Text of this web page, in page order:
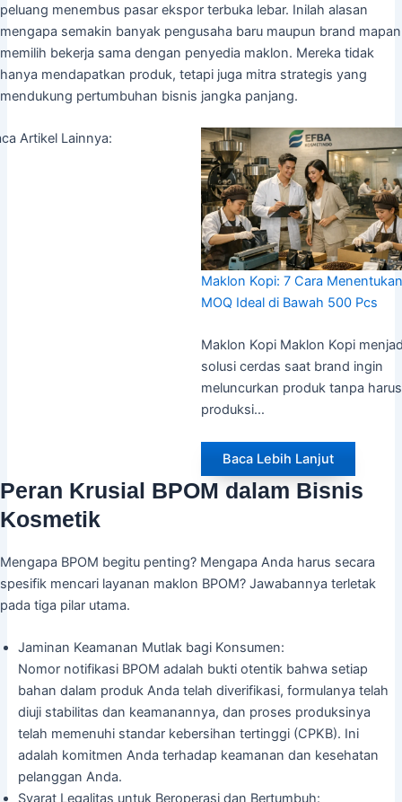
peluang menembus pasar ekspor terbuka lebar. Inilah alasan
mengapa semakin banyak pengusaha baru maupun brand mapan
memilih bekerja sama dengan penyedia maklon. Mereka tidak
hanya mendapatkan produk, tetapi juga mitra strategis yang
mendukung pertumbuhan bisnis jangka panjang.
Artikel Lainnya:
Maklon Kopi: 7 Cara Menentukan
MOQ Ideal di Bawah 500 Pcs
Maklon Kopi Maklon Kopi
solusi cerdas saat brand ingin
meluncurkan produk tanpa harus
produksi…
Baca Lebih Lanjut
Peran Krusial BPOM dalam Bisnis
Kosmetik
Mengapa BPOM begitu penting? Mengapa Anda harus secara
spesifik mencari layanan maklon BPOM? Jawabannya terletak
pada tiga pilar utama.
Jaminan Keamanan Mutlak bagi Konsumen:
Nomor notifikasi BPOM adalah bukti otentik bahwa setiap
bahan dalam produk Anda telah diverifikasi, formulanya telah
diuji stabilitas dan keamanannya, dan proses produksinya
telah memenuhi standar kebersihan tertinggi (CPKB). Ini
adalah komitmen Anda terhadap keamanan dan kesehatan
pelanggan Anda.
Syarat Legalitas untuk Beroperasi dan Bertumbuh: